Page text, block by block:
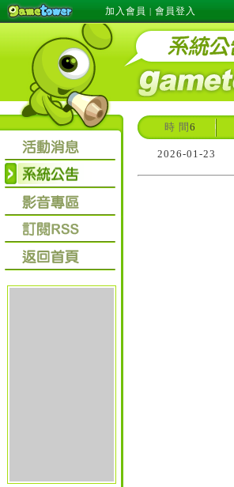
加入會員 | 會員登入
時 間 6
2026-01-23